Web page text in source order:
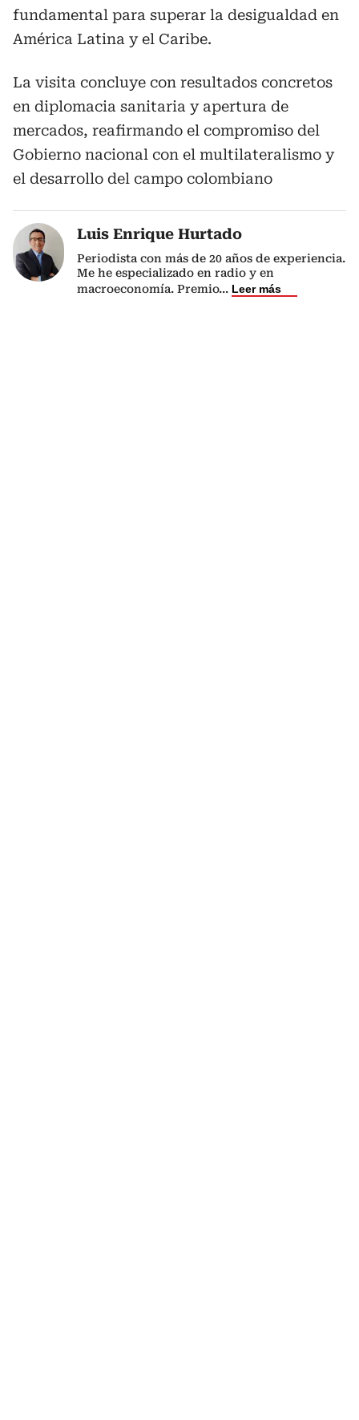
fundamental para superar la desigualdad en
América Latina y el Caribe.
La visita concluye con resultados concretos
en diplomacia sanitaria y apertura de
mercados, reafirmando el compromiso del
Gobierno nacional con el multilateralismo y
el desarrollo del campo colombiano
Luis Enrique Hurtado
Periodista con más de 20 años de experiencia.
Me he especializado en radio y en
macroeconomía. Premio... Leer más